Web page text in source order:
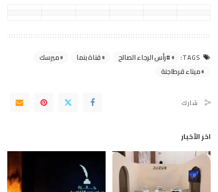
TAGS: #رأس الرجاء الصالح قناة بنما
ميرسك
ميناء قرطاجنة
شارك
اخر الأخبار